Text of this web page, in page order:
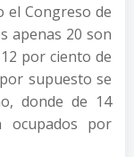
el Congreso de
apenas 20 son
por ciento de
supuesto se
donde de 14
ocupados por